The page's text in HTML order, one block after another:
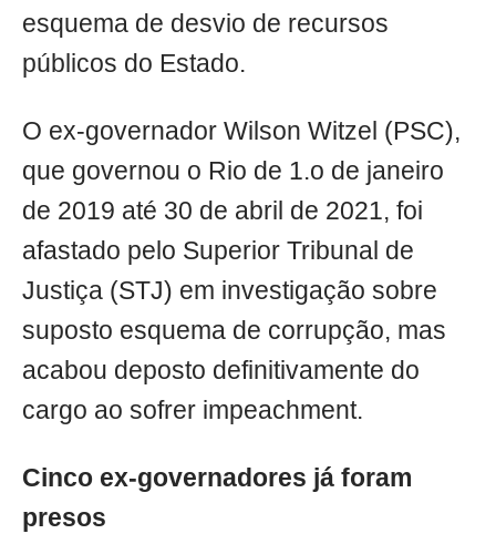
esquema de desvio de recursos
públicos do Estado.
O ex-governador Wilson Witzel (PSC),
que governou o Rio de 1.o de janeiro
de 2019 até 30 de abril de 2021, foi
afastado pelo Superior Tribunal de
Justiça (STJ) em investigação sobre
suposto esquema de corrupção, mas
acabou deposto definitivamente do
cargo ao sofrer impeachment.
Cinco ex-governadores já foram
presos